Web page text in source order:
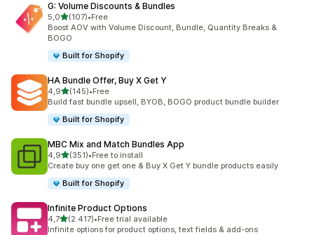
G: Volume Discounts & Bundles
5,0na 5 gwiazdek
(107)
Łączna liczba recenzji: 107
•Free
Boost AOV with Volume Discount, Bundle, Quantity Breaks &
BOGO
Built for Shopify
HA Bundle Offer, Buy X Get Y
4,9na 5 gwiazdek
(145)
Łączna liczba recenzji: 145
•Free
Build fast bundle upsell, BYOB, BOGO product bundle builder
Built for Shopify
MBC Mix and Match Bundles App
4,9na 5 gwiazdek
(351)
Łączna liczba recenzji: 351
•Free to install
Create buy one get one & Buy X Get Y bundle products easily
Built for Shopify
Infinite Product Options
4,7na 5 gwiazdek
(2 417)
Łączna liczba recenzji: 2417
•Free trial available
Infinite options for product options, text fields & add-ons